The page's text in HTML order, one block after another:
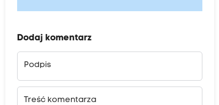
Dodaj komentarz
Podpis
Treść komentarza